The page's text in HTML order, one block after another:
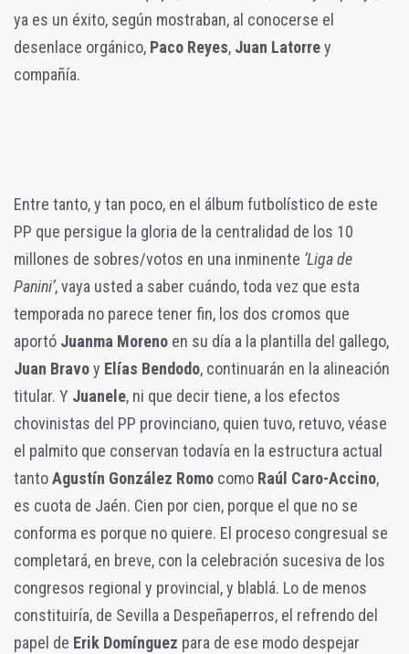
ya es un éxito, según mostraban, al conocerse el
desenlace orgánico, Paco Reyes, Juan Latorrey
compañía.
Entre tanto, y tan poco, en el álbum futbolístico de este
PP que persigue la gloria de la centralidad de los 10
millones de sobres/votos en una inminente ‘Liga de
Panini’, vaya usted a saber cuándo, toda vez que esta
temporada no parece tener fin, los dos cromos que
aportó Juanma Moreno en su día a la plantilla del gallego,
Juan Bravoy Elías Bendodo, continuarán en la alineación
titular. Y Juanele, ni que decir tiene, a los efectos
chovinistas del PP provinciano, quien tuvo, retuvo, véase
el palmito que conservan todavía en la estructura actual
tantoAgustín González Romo como Raúl Caro-Accino,
es cuota de Jaén. Cien por cien, porque el que no se
conforma es porque no quiere. El proceso congresual se
completará, en breve, con la celebración sucesiva de los
congresos regional y provincial, y blablá. Lo de menos
constituiría, de Sevilla a Despeñaperros, el refrendo del
papel de Erik Domínguez para de ese modo despejar